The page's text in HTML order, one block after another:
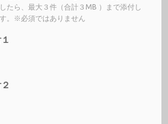
たら、最大３件（合計３MB ）まで添付し
。※必須ではありません